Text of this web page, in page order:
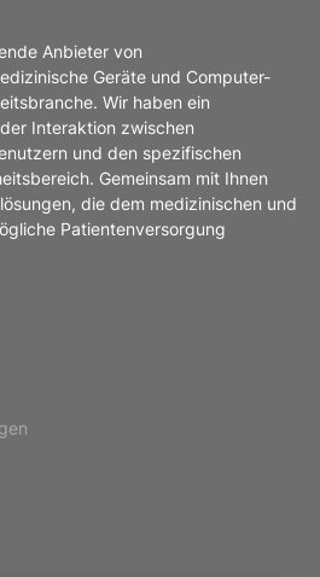
Anbieter von
Geräte und Computer-
Wir haben ein
Interaktion zwischen
und den spezifischen
Gemeinsam mit Ihnen
die dem medizinischen und
Patientenversorgung